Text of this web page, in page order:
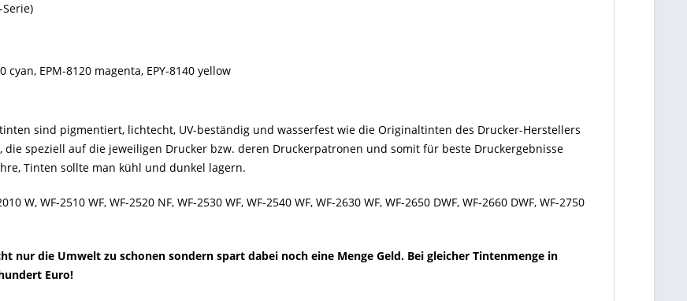
cyan, EPM-8120 magenta, EPY-8140 yellow
sind pigmentiert, lichtecht, UV-beständig und wasserfest wie die Originaltinten des Drucker-Herstellers
speziell auf die jeweiligen Drucker bzw. deren Druckerpatronen und somit für beste Druckergebnisse
Tinten sollte man kühl und dunkel lagern.
W, WF-2510 WF, WF-2520 NF, WF-2530 WF, WF-2540 WF, WF-2630 WF, WF-2650 DWF, WF-2660 DWF, WF-2750
nur die Umwelt zu schonen sondern spart dabei noch eine Menge Geld. Bei gleicher Tintenmenge in
Euro!